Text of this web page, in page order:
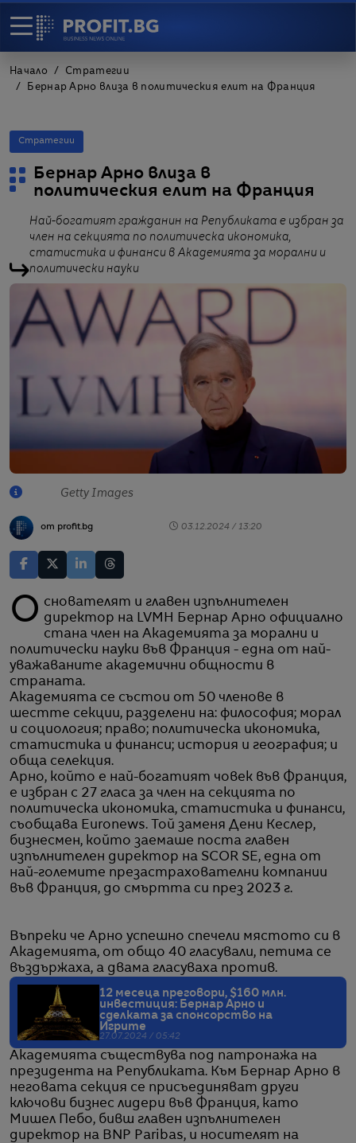
Начало
Стратегии
Бернар Арно влиза в политическия елит на Франция
Стратегии
Бернар Арно влиза в
политическия елит на Франция
Най-богатият гражданин на Републиката е избран за
член на секцията по политическа икономика,
статистика и финанси в Академията за морални и
политически науки
Getty Images
от profit.bg 03.12.2024 / 13:20
Основателят и главен изпълнителен директор на LVMH Бернар Арно официално
стана член на Академията за морални и
политически науки във Франция - една от най-
уважаваните академични общности в
страната.
Академията се състои от 50 членове в
шестте секции, разделени на: философия; морал
и социология; право; политическа икономика,
статистика и финанси; история и география; и
обща селекция.
Арно, който е най-богатият човек във Франция,
е избран с 27 гласа за член на секцията по
политическа икономика, статистика и финанси,
съобщава Euronews. Той заменя Дени Кеслер,
бизнесмен, който заемаше поста главен
изпълнителен директор на SCOR SE, една от
най-големите презастрахователни компании
във Франция, до смъртта си през 2023 г.
Въпреки че Арно успешно спечели мястото си в
Академията, от общо 40 гласували, петима се
въздържаха, а двама гласуваха против.
12 месеца преговори, $160 млн.
инвестиция: Бернар Арно и
сделката за спонсорство на
Игрите
27.07.2024 / 05:42
Академията съществува под патронажа на
президента на Републиката. Към Бернар Арно в
неговата секция се присъединяват други
ключови бизнес лидери във Франция, като
Мишел Пебо, бивш главен изпълнителен
директор на BNP Paribas, и носителят на